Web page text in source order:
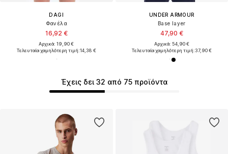
DAGI
Φανέλα
16,92 €
Αρχικά: 19,90 €
Τελευταία χαμηλότερη τιμή:14,38 €
UNDER ARMOUR
Base layer
47,90 €
Αρχικά: 54,90 €
Τελευταία χαμηλότερη τιμή:37,90 €
Έχεις δει 32 από 75 προϊόντα